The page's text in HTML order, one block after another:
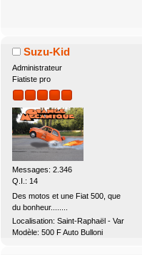
Suzu-Kid
Administrateur
Fiatiste pro
Messages: 2.346
Q.I.: 14
Des motos et une Fiat 500, que
du bonheur........
Localisation: Saint-Raphaël - Var
Modèle: 500 F Auto Bulloni